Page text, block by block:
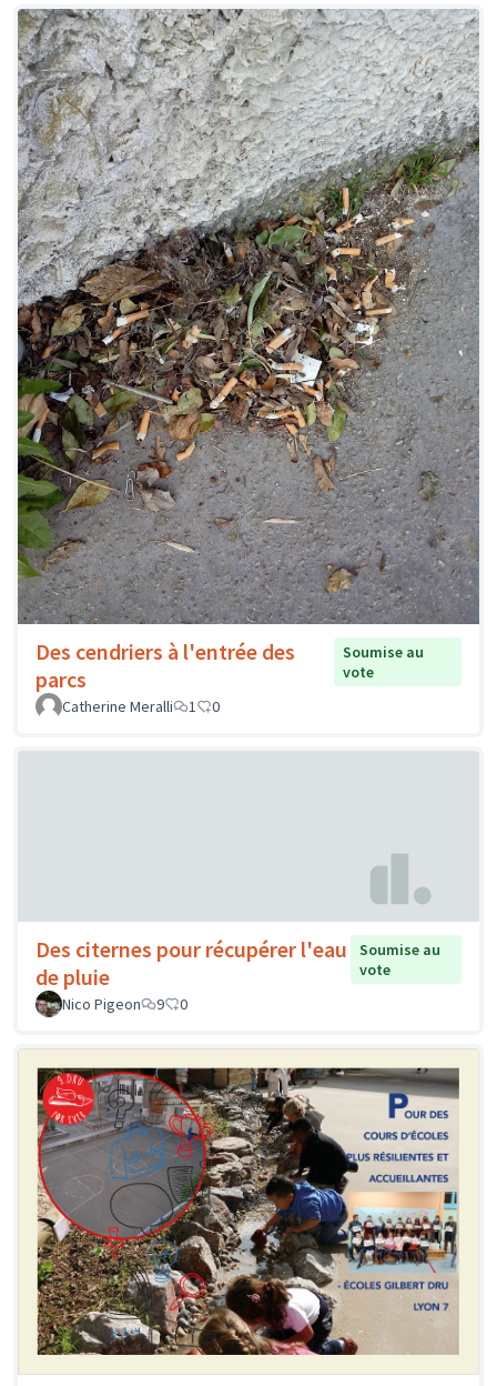
Des cendriers à l'entrée des
parcs
Soumise au
vote
Catherine Meralli
1 0
Des citernes pour récupérer l'eau
de pluie
Soumise au
vote
Nico Pigeon
9 0